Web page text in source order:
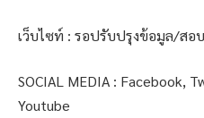
เว็บไซท์ : รอปรับปรุงข้อมูล/สอ
SOCIAL MEDIA : Facebook,
Youtube